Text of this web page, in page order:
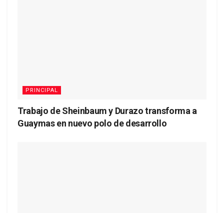
PRINCIPAL
Trabajo de Sheinbaum y Durazo transforma a
Guaymas en nuevo polo de desarrollo